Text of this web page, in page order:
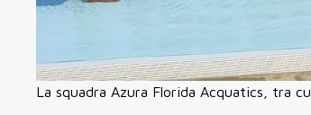
La squadra Azura Florida Acquatics, tra